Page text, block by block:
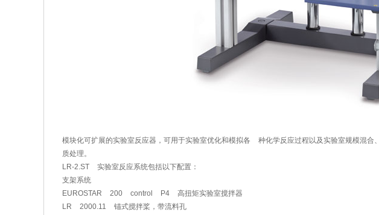
模块化可扩展的实验室反应器，可用于实验室优化和模拟各 种化学反应过程以及实验室规模混合
质处理。
LR-2.ST 实验室反应系统包括以下配置：
支架系统
EUROSTAR 200 control P4 高扭矩实验室搅拌器
LR 2000.11 锚式搅拌桨，带流料孔
下一篇